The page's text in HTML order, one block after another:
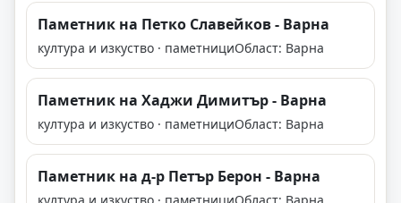
Паметник на Петко Славейков - Варна
култура и изкуство · паметнициОбласт: Варна
Паметник на Хаджи Димитър - Варна
култура и изкуство · паметнициОбласт: Варна
Паметник на д-р Петър Берон - Варна